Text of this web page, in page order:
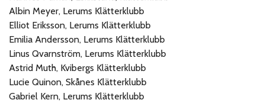
Albin Meyer, Lerums Klätterklubb
Elliot Eriksson, Lerums Klätterklubb
Emilia Andersson, Lerums Klätterklubb
Linus Qvarnström, Lerums Klätterklubb
Astrid Muth, Kvibergs Klätterklubb
Lucie Quinon, Skånes Klätterklubb
Gabriel Kern, Lerums Klätterklubb